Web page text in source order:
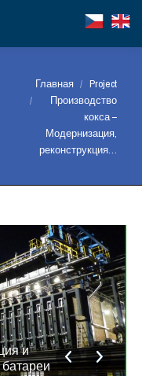
Вы здесь:
Главная
Project
Производство
кокса –
Модернизация,
реконструкция…
и